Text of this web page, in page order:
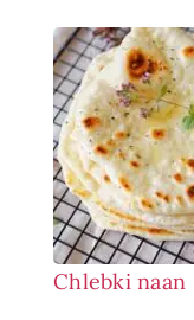
Chlebki naan